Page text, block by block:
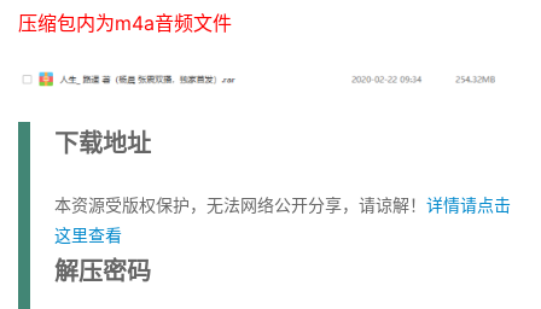
压缩包内为m4a音频文件
下载地址
本资源受版权保护，无法网络公开分享，请谅解！ 详情请点击
这里查看
解压密码